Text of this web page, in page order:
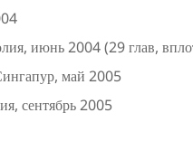
июнь 2004 (29 глав,
май 2005
сентябрь 2005